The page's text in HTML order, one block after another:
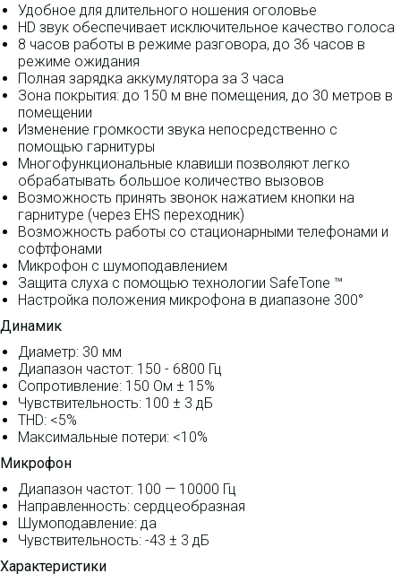
Удобное для длительного ношения оголовье
HD звук обеспечивает исключительное качество голоса
8 часов работы в режиме разговора, до 36 часов в
режиме ожидания
Полная зарядка аккумулятора за 3 часа
Зона покрытия: до 150 м вне помещения, до 30 метров в
помещении
Изменение громкости звука непосредственно с
помощью гарнитуры
Многофункциональные клавиши позволяют легко
обрабатывать большое количество вызовов
Возможность принять звонок нажатием кнопки на
гарнитуре (через EHS переходник)
Возможность работы со стационарными телефонами и
софтфонами
Микрофон с шумоподавлением
Защита слуха с помощью технологии SafeTone ™
Настройка положения микрофона в диапазоне 300°
Динамик
Диаметр: 30 мм
Диапазон частот: 150 - 6800 Гц
Сопротивление: 150 Ом ± 15%
Чувствительность: 100 ± 3 дБ
THD: <5%
Максимальные потери: <10%
Микрофон
Диапазон частот: 100 — 10000 Гц
Направленность: сердцеобразная
Шумоподавление: да
Чувствительность: -43 ± 3 дБ
Характеристики